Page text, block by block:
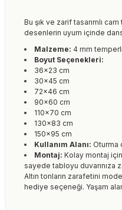
Bu şık ve zarif tasarımlı cam
desenlerin uyum içinde
Malzeme: 4 mm
Boyut Seçenekleri:
36×23 cm
30×45 cm
72×46 cm
90×60 cm
110×70 cm
130×83 cm
150×95 cm
Kullanım Alanı: Oturma
Montaj: Kolay montaj
sayede tabloyu duvarınıza
Altın tonların zarafetini
hediye seçeneği. Yaşam